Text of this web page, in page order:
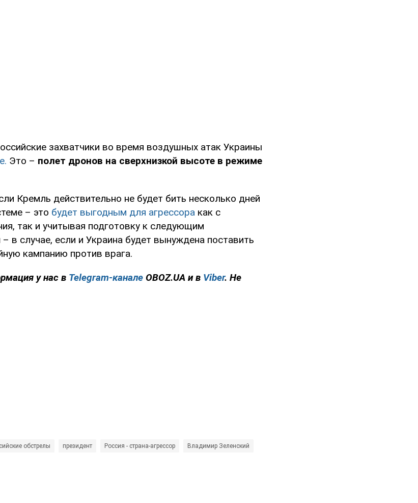
захватчики во время воздушных атак Украины
Это – полет дронов на сверхнизкой высоте в режиме
Кремль действительно не будет бить несколько дней
– это будет выгодным для агрессора как с
так и учитывая подготовку к следующим
в случае, если и Украина будет вынуждена поставить
кампанию против врага.
у нас в Telegram-канале OBOZ.UA и в Viber. Не
обстрелы президент Россия - страна-агрессор Владимир Зеленский